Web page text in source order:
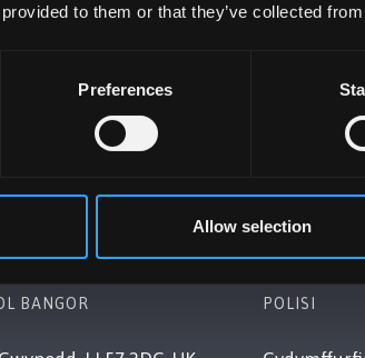
to them or that they’ve collected
Preferences
Allow selection
BANGOR POLISI